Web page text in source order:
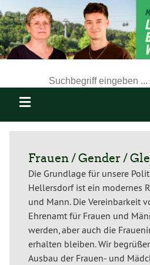
Frauen / Gender /
Die Grundlage für unsere
Hellersdorf ist ein modernes
und Mann. Die Vereinbarkeit
Ehrenamt für Frauen und
werden, aber auch die
erhalten bleiben. Wir
Ausbau der Frauen- und